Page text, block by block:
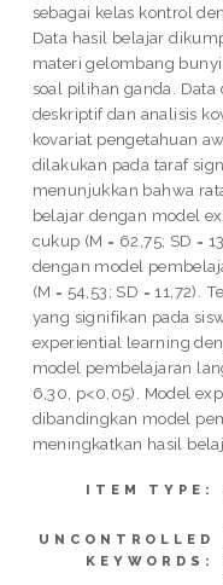
sebagai kelas kontrol
Data hasil belajar
materi gelombang
soal pilihan ganda.
deskriptif dan analisis
kovariat pengetahuan
dilakukan pada taraf
menunjukkan bahwa
belajar dengan model
cukup (M = 62,75; SD =
dengan model
(M = 54,53; SD = 11,72).
yang signifikan pada
experiential learning
model pembelajaran
6,30, p<0,05). Model
dibandingkan model
meningkatkan hasil
ITEM TYPE:
UNCONTROLLED
KEYWORDS: